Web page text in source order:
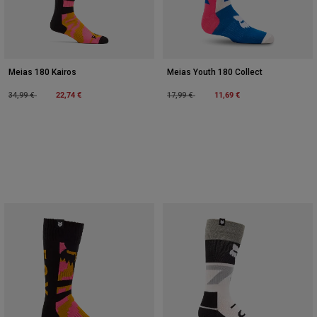
Meias 180 Kairos
Price reduced from
34,99 €to 22,74 €
Meias Youth 180 Collect
Price reduced from
17,99 €to 11,69 €